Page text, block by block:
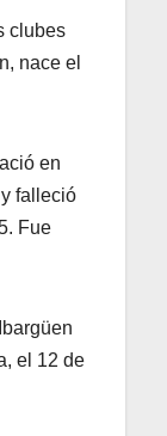
clubes
nace el
en
falleció
Fue
el 12 de